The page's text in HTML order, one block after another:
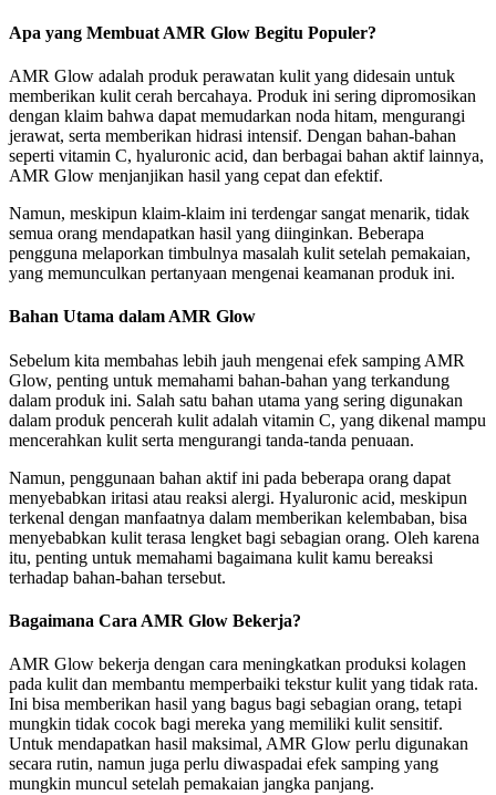
Apa yang Membuat AMR Glow Begitu Populer?
AMR Glow adalah produk perawatan kulit yang didesain untuk
memberikan kulit cerah bercahaya. Produk ini sering dipromosikan
dengan klaim bahwa dapat memudarkan noda hitam, mengurangi
jerawat, serta memberikan hidrasi intensif. Dengan bahan-bahan
seperti vitamin C, hyaluronic acid, dan berbagai bahan aktif lainnya,
AMR Glow menjanjikan hasil yang cepat dan efektif.
Namun, meskipun klaim-klaim ini terdengar sangat menarik, tidak
semua orang mendapatkan hasil yang diinginkan. Beberapa
pengguna melaporkan timbulnya masalah kulit setelah pemakaian,
yang memunculkan pertanyaan mengenai keamanan produk ini.
Bahan Utama dalam AMR Glow
Sebelum kita membahas lebih jauh mengenai efek samping AMR
Glow, penting untuk memahami bahan-bahan yang terkandung
dalam produk ini. Salah satu bahan utama yang sering digunakan
dalam produk pencerah kulit adalah vitamin C, yang dikenal mampu
mencerahkan kulit serta mengurangi tanda-tanda penuaan.
Namun, penggunaan bahan aktif ini pada beberapa orang dapat
menyebabkan iritasi atau reaksi alergi. Hyaluronic acid, meskipun
terkenal dengan manfaatnya dalam memberikan kelembaban, bisa
menyebabkan kulit terasa lengket bagi sebagian orang. Oleh karena
itu, penting untuk memahami bagaimana kulit kamu bereaksi
terhadap bahan-bahan tersebut.
Bagaimana Cara AMR Glow Bekerja?
AMR Glow bekerja dengan cara meningkatkan produksi kolagen
pada kulit dan membantu memperbaiki tekstur kulit yang tidak rata.
Ini bisa memberikan hasil yang bagus bagi sebagian orang, tetapi
mungkin tidak cocok bagi mereka yang memiliki kulit sensitif.
Untuk mendapatkan hasil maksimal, AMR Glow perlu digunakan
secara rutin, namun juga perlu diwaspadai efek samping yang
mungkin muncul setelah pemakaian jangka panjang.